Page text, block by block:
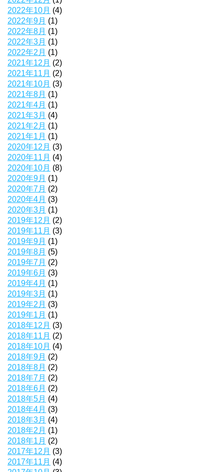
2022年10月 (4)
2022年9月 (1)
2022年8月 (1)
2022年3月 (1)
2022年2月 (1)
2021年12月 (2)
2021年11月 (2)
2021年10月 (3)
2021年8月 (1)
2021年4月 (1)
2021年3月 (4)
2021年2月 (1)
2021年1月 (1)
2020年12月 (3)
2020年11月 (4)
2020年10月 (8)
2020年9月 (1)
2020年7月 (2)
2020年4月 (3)
2020年3月 (1)
2019年12月 (2)
2019年11月 (3)
2019年9月 (1)
2019年8月 (5)
2019年7月 (2)
2019年6月 (3)
2019年4月 (1)
2019年3月 (1)
2019年2月 (3)
2019年1月 (1)
2018年12月 (3)
2018年11月 (2)
2018年10月 (4)
2018年9月 (2)
2018年8月 (2)
2018年7月 (2)
2018年6月 (2)
2018年5月 (4)
2018年4月 (3)
2018年3月 (4)
2018年2月 (1)
2018年1月 (2)
2017年12月 (3)
2017年11月 (4)